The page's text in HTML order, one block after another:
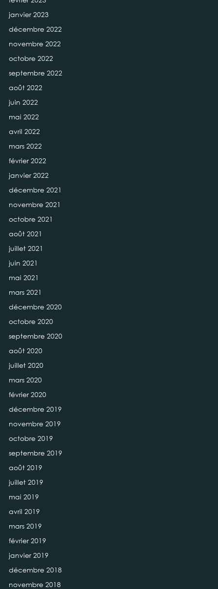
janvier 2023
décembre 2022
novembre 2022
octobre 2022
septembre 2022
août 2022
juin 2022
mai 2022
avril 2022
mars 2022
février 2022
janvier 2022
décembre 2021
novembre 2021
octobre 2021
août 2021
juillet 2021
juin 2021
mai 2021
mars 2021
décembre 2020
octobre 2020
septembre 2020
août 2020
juillet 2020
mars 2020
février 2020
décembre 2019
novembre 2019
octobre 2019
septembre 2019
août 2019
juillet 2019
mai 2019
avril 2019
mars 2019
février 2019
janvier 2019
décembre 2018
novembre 2018